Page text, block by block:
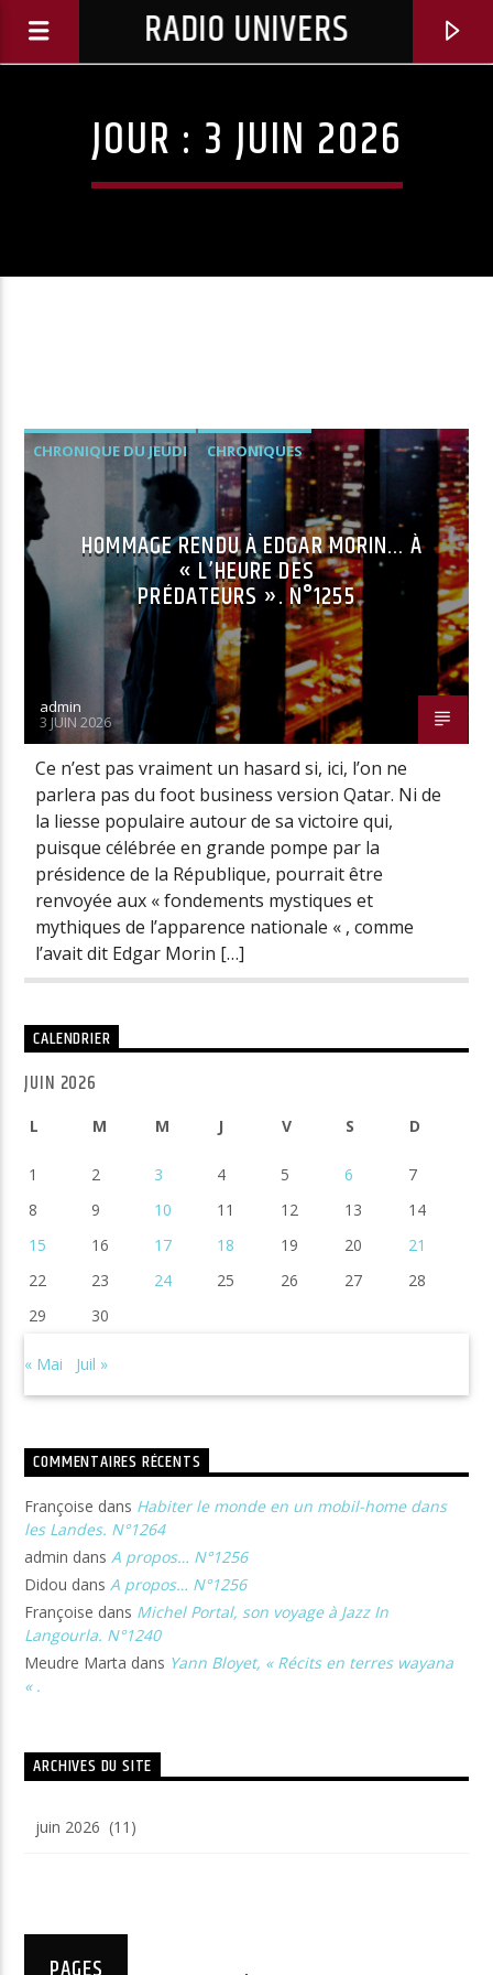
RADIO UNIVERS
Radio Univers
JOUR : 3 JUIN 2026
CHRONIQUE DU JEUDI CHRONIQUES
HOMMAGE RENDU À EDGAR MORIN… À
« L’HEURE DES
PRÉDATEURS ». N°1255
admin
3 JUIN 2026
Ce n’est pas vraiment un hasard si, ici, l’on ne
parlera pas du foot business version Qatar. Ni de
la liesse populaire autour de sa victoire qui,
puisque célébrée en grande pompe par la
présidence de la République, pourrait être
renvoyée aux « fondements mystiques et
mythiques de l’apparence nationale « , comme
l’avait dit Edgar Morin […]
CALENDRIER
JUIN 2026
L M M J V S D
1 2 3 4 5 6
7
8
9 10 11 12 13
14
15
16 17 18 19 20
21
22
23 24 25 26 27
28
29
30
« Mai Juil »
COMMENTAIRES RÉCENTS
Françoise dans Habiter le monde en un mobil-home dans
les Landes. N°1264
admin dansA propos… N°1256
Didou dansA propos… N°1256
Françoise dans Michel Portal, son voyage à Jazz In
Langourla. N°1240
Meudre Marta dans Yann Bloyet, « Récits en terres wayana
« .
ARCHIVES DU SITE
du